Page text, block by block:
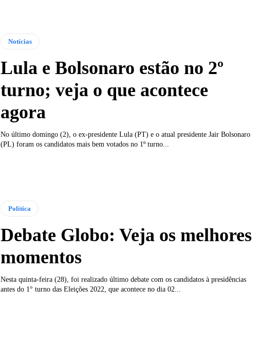
Notícias
Lula e Bolsonaro estão no 2º
turno; veja o que acontece
agora
No último domingo (2), o ex-presidente Lula (PT) e o atual presidente Jair Bolsonaro
(PL) foram os candidatos mais bem votados no 1º turno...
Política
Debate Globo: Veja os melhores
momentos
Nesta quinta-feira (28), foi realizado último debate com os candidatos à presidências
antes do 1° turno das Eleições 2022, que acontece no dia 02...